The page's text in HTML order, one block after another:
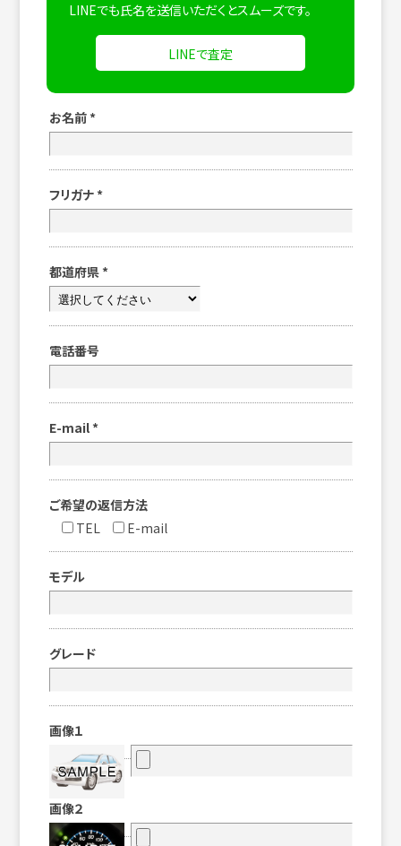
LINEでも氏名を送信いただくとスムーズです。
LINEで査定
お名前 *
フリガナ *
都道府県 *
電話番号
E-mail *
ご希望の返信方法
TEL
E-mail
モデル
グレード
画像１
画像２